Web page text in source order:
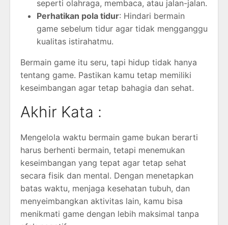
seperti olahraga, membaca, atau jalan-jalan.
Perhatikan pola tidur: Hindari bermain
game sebelum tidur agar tidak mengganggu
kualitas istirahatmu.
Bermain game itu seru, tapi hidup tidak hanya
tentang game. Pastikan kamu tetap memiliki
keseimbangan agar tetap bahagia dan sehat.
Akhir Kata :
Mengelola waktu bermain game bukan berarti
harus berhenti bermain, tetapi menemukan
keseimbangan yang tepat agar tetap sehat
secara fisik dan mental. Dengan menetapkan
batas waktu, menjaga kesehatan tubuh, dan
menyeimbangkan aktivitas lain, kamu bisa
menikmati game dengan lebih maksimal tanpa